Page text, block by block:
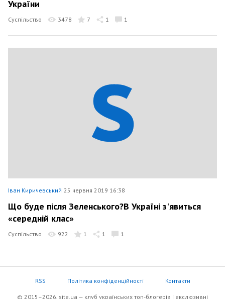
України
Суспільство 3478 7 1 1
Іван Киричевський 25 червня 2019 16:38
Що буде після Зеленського?В Україні з'явиться
«середній клас»
Суспільство 922 1 1 1
RSS Політика конфіденційності Контакти
© 2015–2026, site.ua — клуб українських топ-блогерів i екслюзивнi